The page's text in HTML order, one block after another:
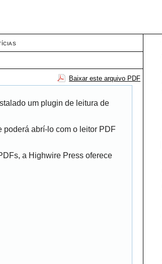
Baixar este arquivo PDF
um plugin de leitura de
poderá abrí-lo com o leitor PDF
a Highwire Press oferece